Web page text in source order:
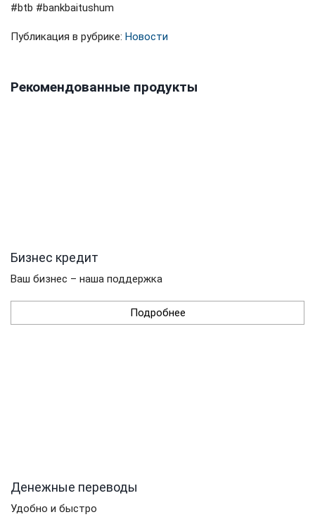
#btb #bankbaitushum
Публикация в рубрике: Новости
Рекомендованные продукты
Бизнес кредит
Ваш бизнес – наша поддержка
Подробнее
Денежные переводы
Удобно и быстро